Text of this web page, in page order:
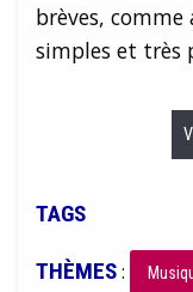
brèves,
simples et très
TAGS
THÈMES: